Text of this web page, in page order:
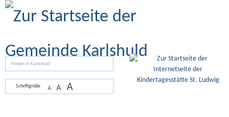
Zum Inhalt
Schriftgröße A A A